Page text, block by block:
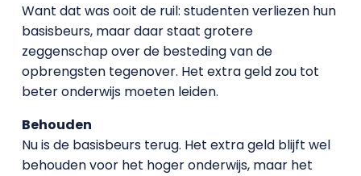
Want dat was ooit de ruil: studenten verliezen hun
basisbeurs, maar daar staat grotere
zeggenschap over de besteding van de
opbrengsten tegenover. Het extra geld zou tot
beter onderwijs moeten leiden.
Behouden
Nu is de basisbeurs terug. Het extra geld blijft wel
behouden voor het hoger onderwijs, maar het